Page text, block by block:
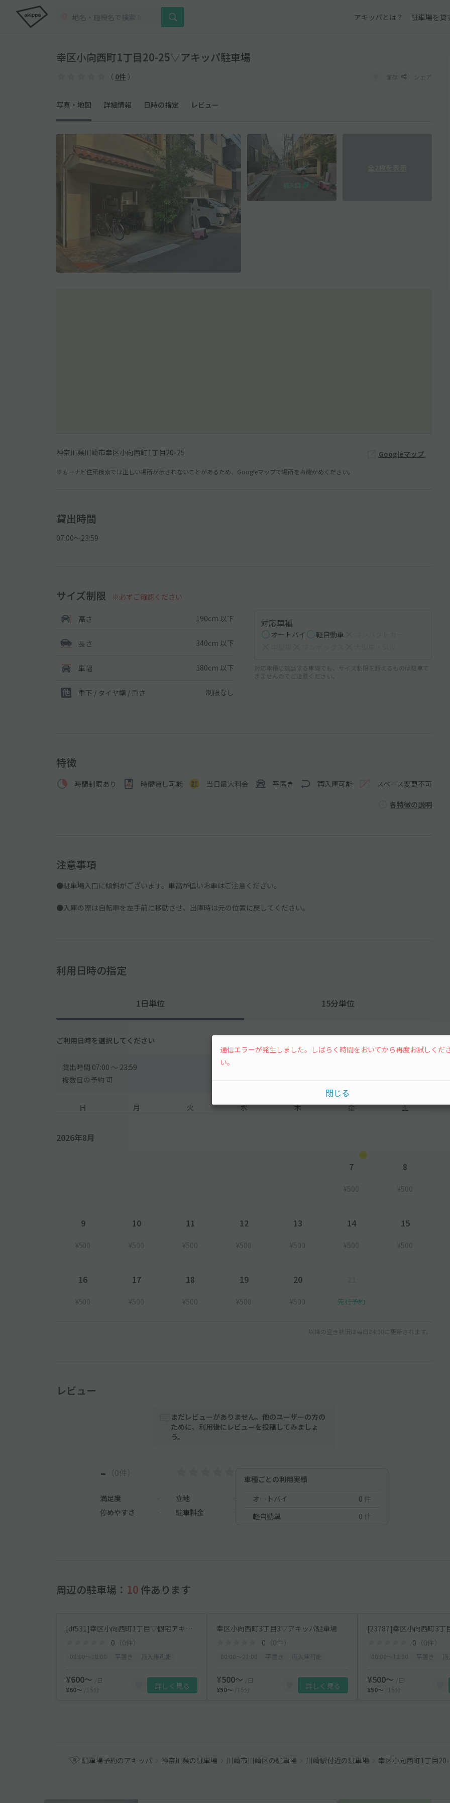
アキッパとは？ 駐車場を貸
幸区小向西町1丁目20-25▽アキッパ駐車場
（ 0件 ） 保存 シェア
写真・地図 詳細情報 日時の指定 レビュー
神奈川県川崎市幸区小向西町1丁目20-25 Googleマップ
※カーナビ住所検索では正しい場所が示されないことがあるため、Googleマップで場所をお確かめください。
貸出時間
07:00〜23:59
サイズ制限 ※必ずご確認ください
高さ 190cm 以下
長さ 340cm 以下
車幅 180cm 以下
車下 / タイヤ幅 / 重さ 制限なし
対応車種
オートバイ 軽自動車
対応車種に該当する車両でも、サイズ制限を超えるものは駐車で
きませんのでご注意ください。
特徴
時間制限あり 時間貸し可能 当日最大料金 平置き 再入庫可能 スペース変更不可
各特徴の説明
注意事項
●駐車場入口に傾斜がございます。車高が低いお車はご注意ください。
●入庫の際は自転車を左手前に移動させ、出庫時は元の位置に戻してください。
利用日時の指定
1日単位 15分単位
ご利用日時を選択してください
貸出時間 07:00 〜 23:59
複数日の予約 可
日 月 火 水 木 金 土
2026年8月
7
¥500
8
¥500
9
¥500
10
¥500
11
¥500
12
¥500
13
¥500
14
¥500
15
¥500
16
¥500
17
¥500
18
¥500
19
¥500
20
¥500 先行予約
以降の空き状況は毎日24:00に更新されます。
レビュー
まだレビューがありません。他のユーザーの方の
ために、利用後にレビューを投稿してみましょ
う。
- （0件）
満足度 立地
停めやすさ
駐車料金
車種ごとの利用実績
オートバイ
0 件
軽自動車
0 件
周辺の駐車場： 10 件あります
[df531]幸区小向西町1丁目▽個宅アキッパ駐車場
0 （0件）
¥600〜
/日
¥60〜
/15分 詳しく見る
幸区小向西町3丁目3▽アキッパ駐車場
0 （0件）
¥500〜
/日
¥50〜
/15分 詳しく見る
0 （0件）
¥500〜
/日
¥50〜
/15分
駐車場予約のアキッパ 神奈川県の駐車場 川崎市川崎区の駐車場 川崎駅付近の駐車場 幸区小向西町1丁目
通信エラーが発生しました。しばらく時間をおいてから再度お試しくだ
い。
閉じる